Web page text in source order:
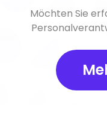
Möchten Sie